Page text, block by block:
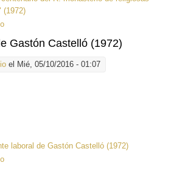
(1972)
Gastón Castelló (1972)
el Mié, 05/10/2016 - 01:07
laboral de Gastón Castelló (1972)